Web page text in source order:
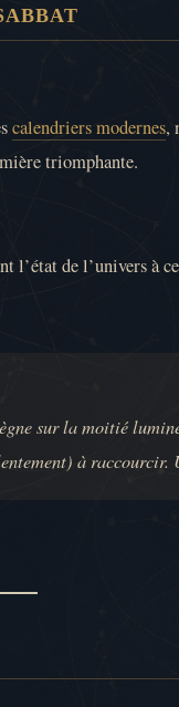
calendriers modernes,
triomphante.
l’état de l’univers
sur la moitié
à